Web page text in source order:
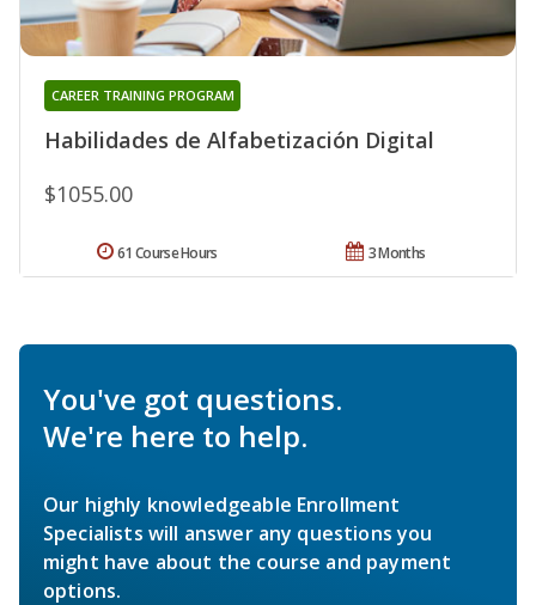
Habilidades de Alfabetización Digital
CAREER TRAINING PROGRAM
$1055.00
3 Months
61 Course Hours
You've got questions.
We're here to help.
Our highly knowledgeable Enrollment
Specialists will answer any questions you
might have about the course and payment
options.